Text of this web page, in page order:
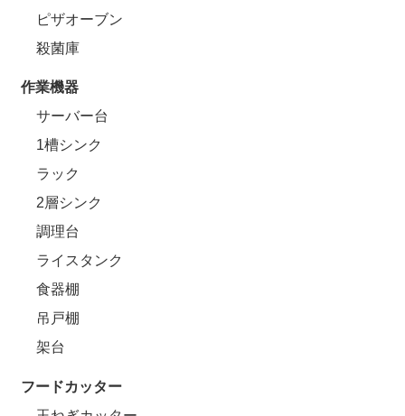
ピザオーブン
殺菌庫
作業機器
サーバー台
1槽シンク
ラック
2層シンク
調理台
ライスタンク
食器棚
吊戸棚
架台
フードカッター